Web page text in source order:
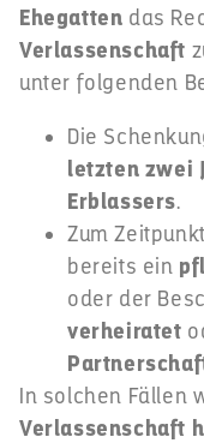
Ehegatten das
Verlassenschaft
unter folgenden
Die
letzten zwei
Erblassers.
Zum
bereits ein
oder der
verheiratet
In solchen Fällen
Verlassenschaft